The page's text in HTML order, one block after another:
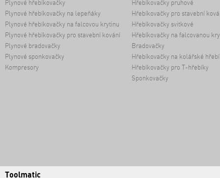
Plynové hřebíkovačky
Plynové hřebíkovačky na lepeňáky
Plynové hřebíkovačky na falcovou krytinu
Plynové hřebíkovačky pro stavební kování
Plynové bradovačky
Plynové sponkovačky
Kompresory
Hřebíkovačky pruhové
Hřebíkovačky pro stavební
Hřebíkovačky svitkové
Hřebíkovačky na falcovanou
Bradovačky
Hřebíkovačky na kolářské
Hřebíkovačky pro T-hřebíky
Sponkovačky
Toolmatic